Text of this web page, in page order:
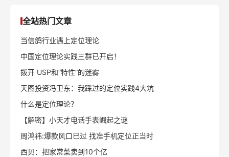
全站热门文章
当信鸽行业遇上定位理论
中国定位理论实践三群已开启！
拨开 USP和“特性”的迷雾
天图投资冯卫东：我踩过的定位实践4大坑
什么是定位理论？
【解密】小天才电话手表崛起之谜
周鸿祎:爆款风口已过 找准手机定位正当时
西贝：把家常菜卖到10个亿